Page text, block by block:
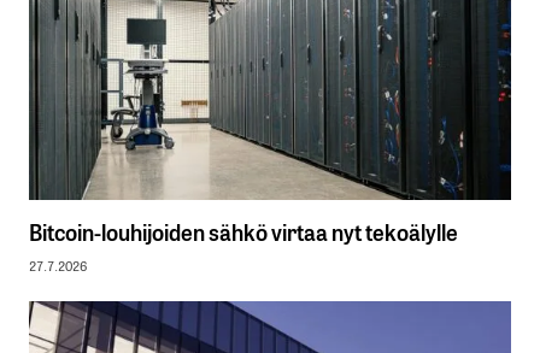
Bitcoin-louhijoiden sähkö virtaa nyt tekoälylle
27.7.2026